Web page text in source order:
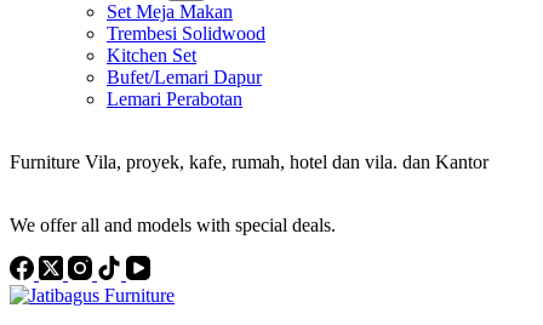
Set Meja Makan
Trembesi Solidwood
Kitchen Set
Bufet/Lemari Dapur
Lemari Perabotan
Furniture Vila, proyek, kafe, rumah, hotel dan vila. dan Kantor
We offer all and models with special deals.